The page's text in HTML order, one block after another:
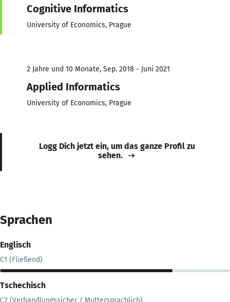
Cognitive Informatics
University of Economics, Prague
2 Jahre und 10 Monate, Sep. 2018 - Juni 2021
Applied Informatics
University of Economics, Prague
Logg Dich jetzt ein, um das ganze Profil zu
sehen.
Sprachen
Englisch
C1 (Fließend)
Tschechisch
C2 (Verhandlungssicher / Muttersprachlich)